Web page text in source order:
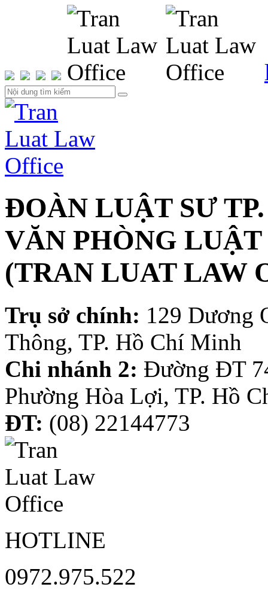
ĐOÀN LUẬT SƯ
VĂN PHÒNG
(TRAN LUAT LAW
Trụ sở chính: 129 Dương
Thông, TP. Hồ Chí Minh
Chi nhánh 2: Đường ĐT
Phường Hòa Lợi, TP. Hồ
ĐT: (08) 22144773
HOTLINE
0972.975.522